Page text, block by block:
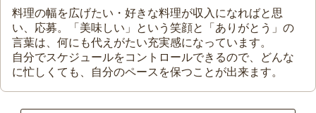
料理の幅を広げたい・好きな料理が収入になればと思
い、応募。「美味しい」という笑顔と「ありがとう」の
言葉は、何にも代えがたい充実感になっています。
自分でスケジュールをコントロールできるので、どんな
に忙しくても、自分のペースを保つことが出来ます。